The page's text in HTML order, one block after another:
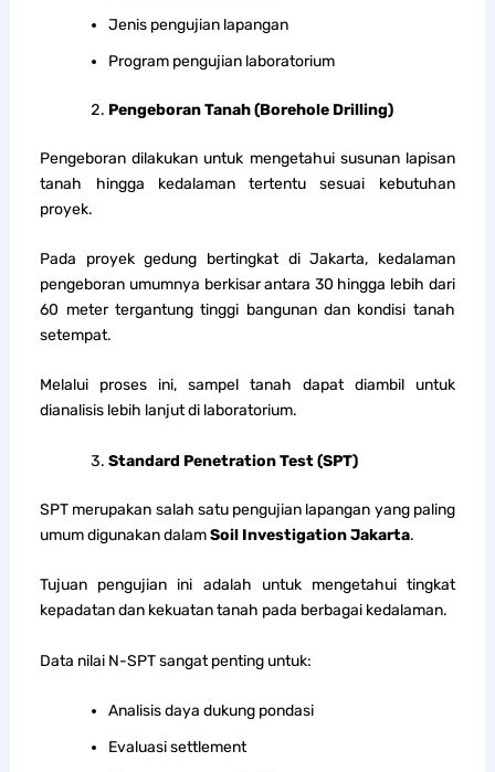
Jenis pengujian lapangan
Program pengujian laboratorium
Pengeboran Tanah (Borehole Drilling)
Pengeboran dilakukan untuk mengetahui susunan lapisan
tanah hingga kedalaman tertentu sesuai kebutuhan
proyek.
Pada proyek gedung bertingkat di Jakarta, kedalaman
pengeboran umumnya berkisar antara 30 hingga lebih dari
60 meter tergantung tinggi bangunan dan kondisi tanah
setempat.
Melalui proses ini, sampel tanah dapat diambil untuk
dianalisis lebih lanjut di laboratorium.
Standard Penetration Test (SPT)
SPT merupakan salah satu pengujian lapangan yang paling
umum digunakan dalamSoil Investigation Jakarta.
Tujuan pengujian ini adalah untuk mengetahui tingkat
kepadatan dan kekuatan tanah pada berbagai kedalaman.
Data nilai N-SPT sangat penting untuk:
Analisis daya dukung pondasi
Evaluasi settlement